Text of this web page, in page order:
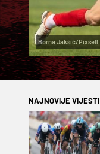
Borna Jakšić/Pixsell
NAJNOVIJE VIJESTI